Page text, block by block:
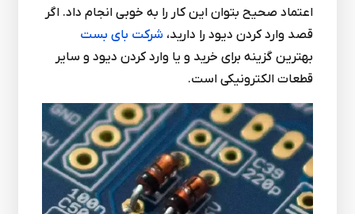
اعتماد صحیح بتوان این کار را به خوبی انجام داد. اگر
قصد وارد کردن دیود را دارید، شرکت بای بست
بهترین گزینه برای خرید و یا وارد کردن دیود و سایر
قطعات الکترونیکی است.